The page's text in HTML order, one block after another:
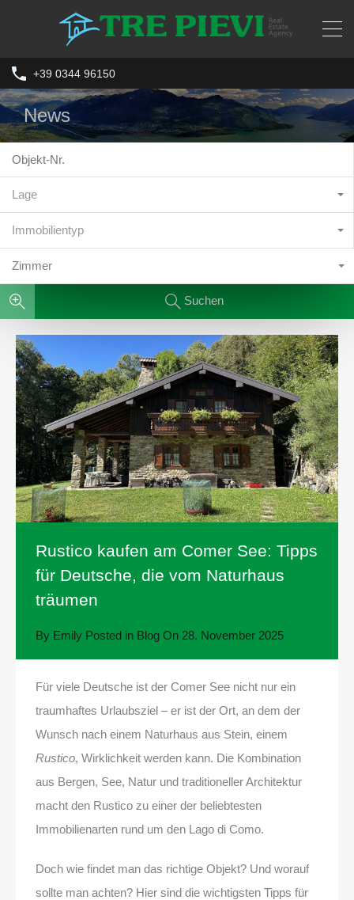
+39 0344 96150
News
Lage
Immobilientyp
Zimmer
Suchen
Rustico kaufen am Comer See: Tipps
für Deutsche, die vom Naturhaus
träumen
By Emily Posted in Blog On 28. November 2025
Für viele Deutsche ist der Comer See nicht nur ein
traumhaftes Urlaubsziel – er ist der Ort, an dem der
Wunsch nach einem Naturhaus aus Stein, einem
Rustico, Wirklichkeit werden kann. Die Kombination
aus Bergen, See, Natur und traditioneller Architektur
macht den Rustico zu einer der beliebtesten
Immobilienarten rund um den Lago di Como.
Doch wie findet man das richtige Objekt? Und worauf
sollte man achten? Hier sind die wichtigsten Tipps für